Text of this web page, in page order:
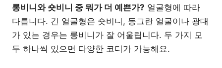
롱비니와 숏비니 중 뭐가 더 예쁜가? 얼굴형에 따라
다릅니다. 긴 얼굴형은 숏비니, 동그란 얼굴이나 광대
가 있는 경우는 롱비니가 잘 어울립니다. 두 가지 모
두 하나씩 있으면 다양한 코디가 가능해요.